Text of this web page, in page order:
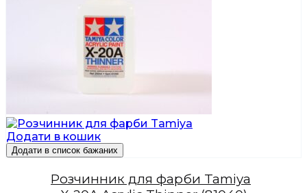
Додати в кошик
Додати в список бажаних
Розчинник для фарби Tamiya